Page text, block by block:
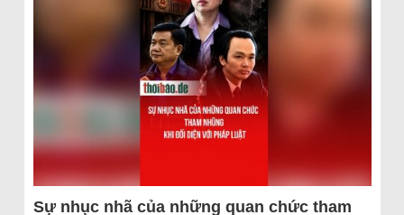
Sự nhục nhã của những quan chức tham